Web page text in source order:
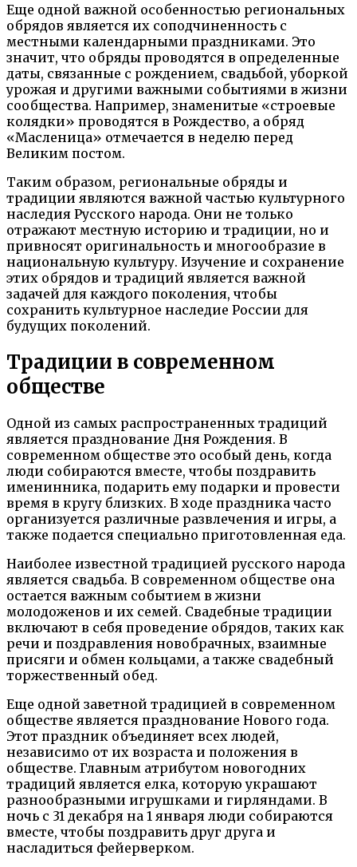
Еще одной важной особенностью региональных
обрядов является их соподчиненность с
местными календарными праздниками. Это
значит, что обряды проводятся в определенные
даты, связанные с рождением, свадьбой, уборкой
урожая и другими важными событиями в жизни
сообщества. Например, знаменитые «строевые
колядки» проводятся в Рождество, а обряд
«Масленица» отмечается в неделю перед
Великим постом.
Таким образом, региональные обряды и
традиции являются важной частью культурного
наследия Русского народа. Они не только
отражают местную историю и традиции, но и
привносят оригинальность и многообразие в
национальную культуру. Изучение и сохранение
этих обрядов и традиций является важной
задачей для каждого поколения, чтобы
сохранить культурное наследие России для
будущих поколений.
Традиции в современном
обществе
Одной из самых распространенных традиций
является празднование Дня Рождения. В
современном обществе это особый день, когда
люди собираются вместе, чтобы поздравить
именинника, подарить ему подарки и провести
время в кругу близких. В ходе праздника часто
организуется различные развлечения и игры, а
также подается специально приготовленная еда.
Наиболее известной традицией русского народа
является свадьба. В современном обществе она
остается важным событием в жизни
молодоженов и их семей. Свадебные традиции
включают в себя проведение обрядов, таких как
речи и поздравления новобрачных, взаимные
присяги и обмен кольцами, а также свадебный
торжественный обед.
Еще одной заветной традицией в современном
обществе является празднование Нового года.
Этот праздник объединяет всех людей,
независимо от их возраста и положения в
обществе. Главным атрибутом новогодних
традиций является елка, которую украшают
разнообразными игрушками и гирляндами. В
ночь с 31 декабря на 1 января люди собираются
вместе, чтобы поздравить друг друга и
насладиться фейерверком.